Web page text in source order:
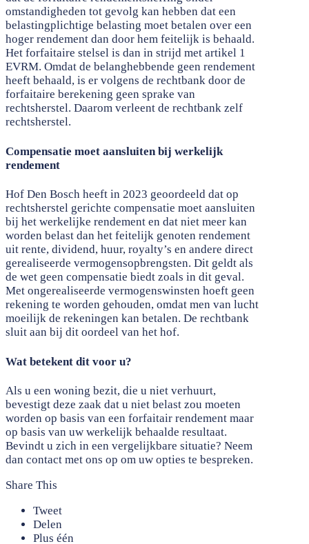
omstandigheden tot gevolg kan hebben dat een
belastingplichtige belasting moet betalen over een
hoger rendement dan door hem feitelijk is behaald.
Het forfaitaire stelsel is dan in strijd met artikel 1
EVRM. Omdat de belanghebbende geen rendement
heeft behaald, is er volgens de rechtbank door de
forfaitaire berekening geen sprake van
rechtsherstel. Daarom verleent de rechtbank zelf
rechtsherstel.
Compensatie moet aansluiten bij werkelijk
rendement
Hof Den Bosch heeft in 2023 geoordeeld dat op
rechtsherstel gerichte compensatie moet aansluiten
bij het werkelijke rendement en dat niet meer kan
worden belast dan het feitelijk genoten rendement
uit rente, dividend, huur, royalty’s en andere direct
gerealiseerde vermogensopbrengsten. Dit geldt als
de wet geen compensatie biedt zoals in dit geval.
Met ongerealiseerde vermogenswinsten hoeft geen
rekening te worden gehouden, omdat men van lucht
moeilijk de rekeningen kan betalen. De rechtbank
sluit aan bij dit oordeel van het hof.
Wat betekent dit voor u?
Als u een woning bezit, die u niet verhuurt,
bevestigt deze zaak dat u niet belast zou moeten
worden op basis van een forfaitair rendement maar
op basis van uw werkelijk behaalde resultaat.
Bevindt u zich in een vergelijkbare situatie? Neem
dan contact met ons op om uw opties te bespreken.
Share This
Tweet
Delen
Plus één